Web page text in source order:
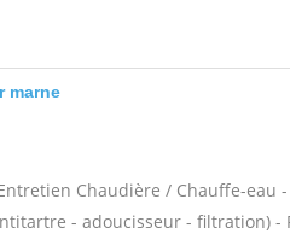
marne
Chaudière / Chauffe-eau
- adoucisseur - filtration) -